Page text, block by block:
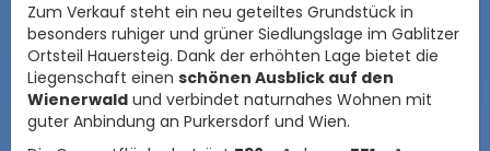
Zum Verkauf steht ein neu geteiltes Grundstück in
besonders ruhiger und grüner Siedlungslage im Gablitzer
Ortsteil Hauersteig. Dank der erhöhten Lage bietet die
Liegenschaft einen schönen Ausblick auf den
Wienerwald und verbindet naturnahes Wohnen mit
guter Anbindung an Purkersdorf und Wien.